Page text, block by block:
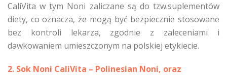
CaliVita w tym Noni zaliczane są do tzw.suplementów
diety, co oznacza, że mogą być bezpiecznie stosowane
bez kontroli lekarza, zgodnie z zaleceniami i
dawkowaniem umieszczonym na polskiej etykiecie.
2. Sok Noni CaliVita – Polinesian Noni, oraz